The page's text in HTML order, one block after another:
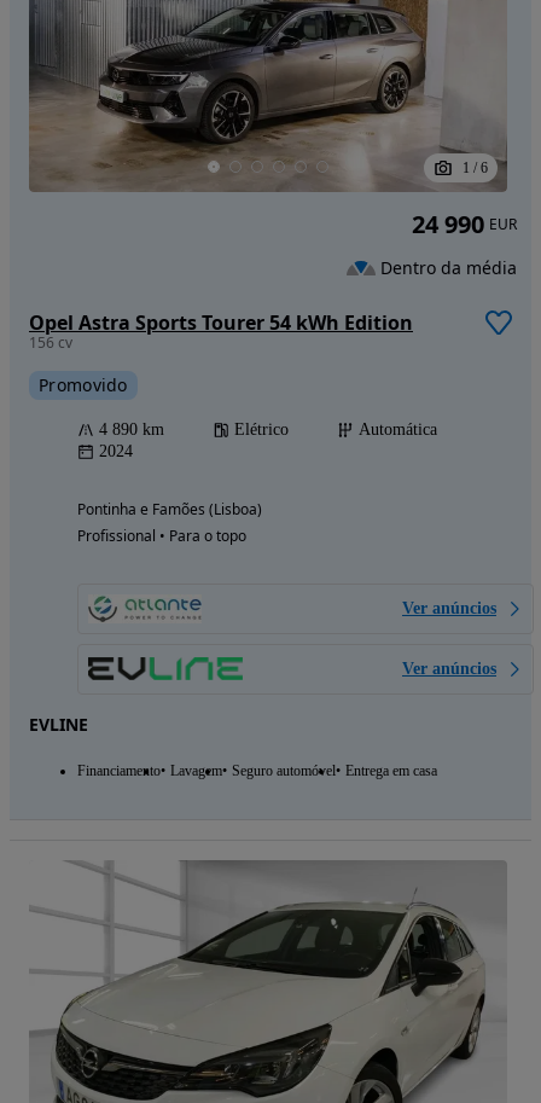
1 / 6
Opel Astra Sports Tourer 54 kWh Edition
156 cv
Promovido
4 890 km Elétrico
Automática
2024
Pontinha e Famões (Lisboa)
Profissional • Para o topo
Ver anúncios
Ver anúncios
EVLINE
Financiamento Lavagem Seguro automóvel Entrega em casa
24 990 EUR
Dentro da média